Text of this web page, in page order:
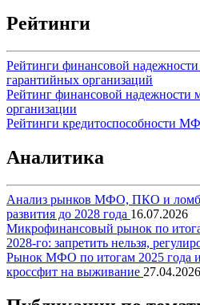
Рейтинги
Рейтинги финансовой
гарантийных организаций
Рейтинг финансовой надежности
организации
Рейтинги кредитоспособности
Аналитика
Анализ рынков МФО, ПКО и
развития до 2028 года 16.07.2026
Микрофинансовый рынок по
2028-го: запретить нельзя,
Рынок МФО по итогам 2025 года и
кроссфит на выживание 27.04.2026